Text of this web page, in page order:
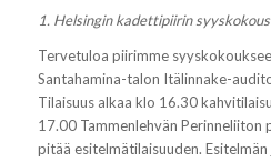
1. Helsingin kadettipiirin syyskokous
Tervetuloa piirimme
Santahamina-talon Itälinnake-
Tilaisuus alkaa klo 16.30
17.00 Tammenlehvän Perinneliiton
pitää esitelmätilaisuuden.